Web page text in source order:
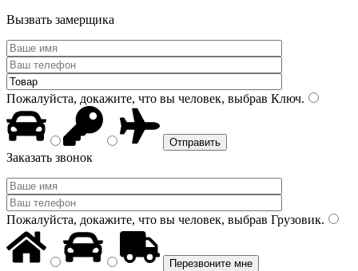
Вызвать замерщика
Пожалуйста, докажите, что вы человек, выбрав Ключ.
Заказать звонок
Пожалуйста, докажите, что вы человек, выбрав Грузовик.